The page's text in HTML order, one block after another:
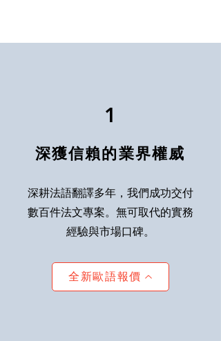
1
深獲信賴的業界權威
深耕法語翻譯多年，我們成功交付
數百件法文專案。無可取代的實務
經驗與市場口碑。
全新歐語報價